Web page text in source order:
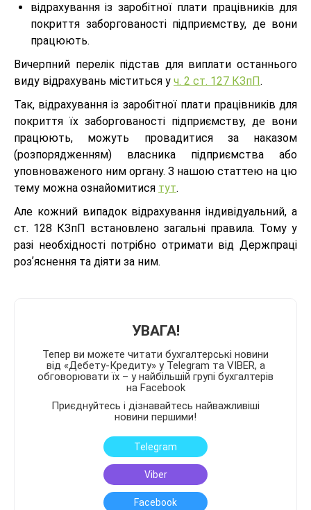
відрахування із заробітної плати працівників для
покриття заборгованості підприємству, де вони
працюють.
Вичерпний перелік підстав для виплати останнього
виду відрахувань міститься у ч. 2 ст. 127 КЗпП.
Так, відрахування із заробітної плати працівників для
покриття їх заборгованості підприємству, де вони
працюють, можуть провадитися за наказом
(розпорядженням) власника підприємства або
уповноваженого ним органу. З нашою статтею на цю
тему можна ознайомитися тут.
Але кожний випадок відрахування індивідуальний, а
ст. 128 КЗпП встановлено загальні правила. Тому у
разі необхідності потрібно отримати від Держпраці
розʼяснення та діяти за ним.
УВАГА!
Тепер ви можете читати бухгалтерські новини
від «Дебету-Кредиту» у Telegram та VIBER, а
обговорювати їх – у найбільшій групі бухгалтерів
на Facebook
Приєднуйтесь і дізнавайтесь найважливіші
новини першими!
Telegram
Viber
Facebook